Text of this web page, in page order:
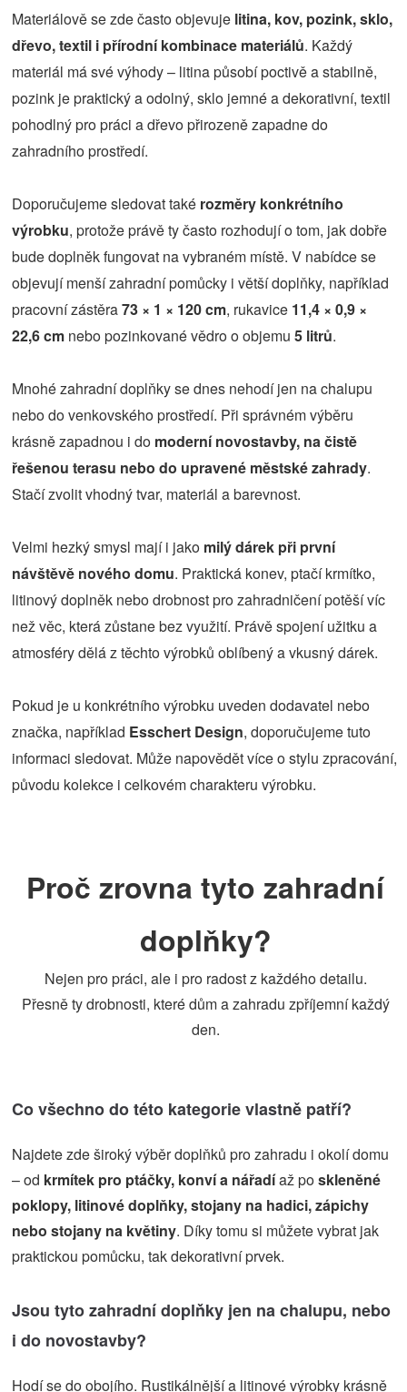
Materiálově se zde často objevuje litina, kov, pozink, sklo,
dřevo, textil i přírodní kombinace materiálů. Každý
materiál má své výhody – litina působí poctivě a stabilně,
pozink je praktický a odolný, sklo jemné a dekorativní, textil
pohodlný pro práci a dřevo přirozeně zapadne do
zahradního prostředí.
Doporučujeme sledovat také rozměry konkrétního
výrobku, protože právě ty často rozhodují o tom, jak dobře
bude doplněk fungovat na vybraném místě. V nabídce se
objevují menší zahradní pomůcky i větší doplňky, například
pracovní zástěra73 × 1 × 120 cm, rukavice 11,4 × 0,9 ×
22,6 cm nebo pozinkované vědro o objemu5 litrů.
Mnohé zahradní doplňky se dnes nehodí jen na chalupu
nebo do venkovského prostředí. Při správném výběru
krásně zapadnou i do moderní novostavby, na čistě
řešenou terasu nebo do upravené městské zahrady.
Stačí zvolit vhodný tvar, materiál a barevnost.
Velmi hezký smysl mají i jako milý dárek při první
návštěvě nového domu. Praktická konev, ptačí krmítko,
litinový doplněk nebo drobnost pro zahradničení potěší víc
než věc, která zůstane bez využití. Právě spojení užitku a
atmosféry dělá z těchto výrobků oblíbený a vkusný dárek.
Pokud je u konkrétního výrobku uveden dodavatel nebo
značka, například Esschert Design, doporučujeme tuto
informaci sledovat. Může napovědět více o stylu zpracování,
původu kolekce i celkovém charakteru výrobku.
Proč zrovna tyto zahradní
doplňky?
Nejen pro práci, ale i pro radost z každého detailu.
Přesně ty drobnosti, které dům a zahradu zpříjemní každý
den.
Co všechno do této kategorie vlastně patří?
Najdete zde široký výběr doplňků pro zahradu i okolí domu
– od krmítek pro ptáčky, konví a nářadíaž poskleněné
poklopy, litinové doplňky, stojany na hadici, zápichy
nebo stojany na květiny. Díky tomu si můžete vybrat jak
praktickou pomůcku, tak dekorativní prvek.
Jsou tyto zahradní doplňky jen na chalupu, nebo
i do novostavby?
Hodí se do obojího. Rustikálnější a litinové výrobky krásně